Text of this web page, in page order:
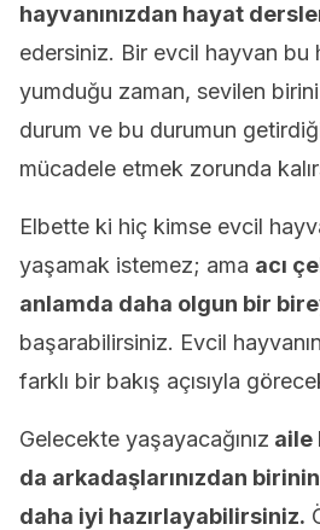
hayvanınızdan hayat
edersiniz. Bir evcil hayvan bu
yumduğu zaman, sevilen
durum ve bu durumun
mücadele etmek zorunda
Elbette ki hiç kimse evcil
yaşamak istemez; ama acı
anlamda daha olgun bir
başarabilirsiniz. Evcil
farklı bir bakış açısıyla
Gelecekte yaşayacağınız aile
da arkadaşlarınızdan
daha iyi hazırlayabilirsiniz.